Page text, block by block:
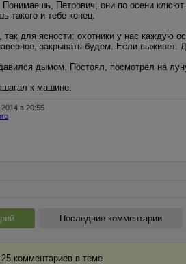
Понимаешь, Петрович, они по осени
такого и тебе конец.
для ясности: охотники у нас каждую
закрывать будем. Если выживет.
дымом. Постоял, посмотрел на
к машине.
в 20:55
Последние комментарии
комментариев в темe